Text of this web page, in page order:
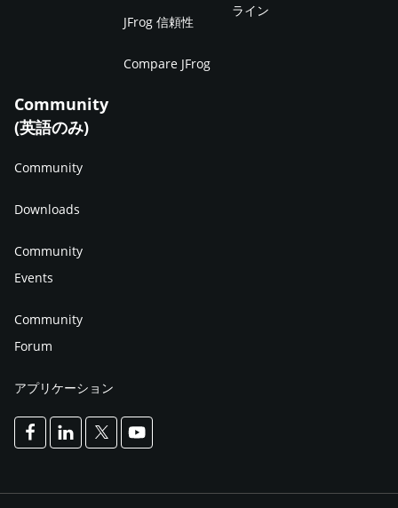
JFrog 信頼性
Compare JFrog
ライン
Community
(英語のみ)
Community
Downloads
Community
Events
Community
Forum
アプリケーション